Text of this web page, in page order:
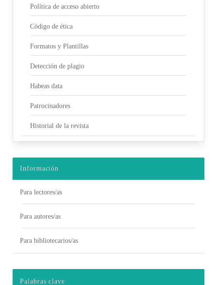
Política de acceso abierto
Código de ética
Formatos y Plantillas
Detección de plagio
Habeas data
Patrocinadores
Historial de la revista
Información
Para lectores/as
Para autores/as
Para bibliotecarios/as
Palabras clave